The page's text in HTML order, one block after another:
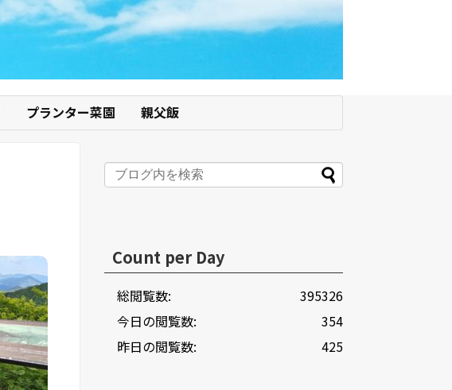
プランター菜園 親父飯
Count per Day
395326
総閲覧数:
354
今日の閲覧数:
425
昨日の閲覧数: